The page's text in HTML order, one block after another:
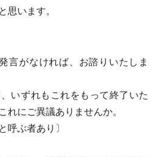
思います。
がなければ、お諮りいたしま
いずれもこれをもって終了いた
れにご異議ありませんか。
ぶ者あり〕